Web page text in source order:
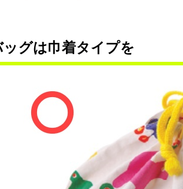
グは巾着タイプを